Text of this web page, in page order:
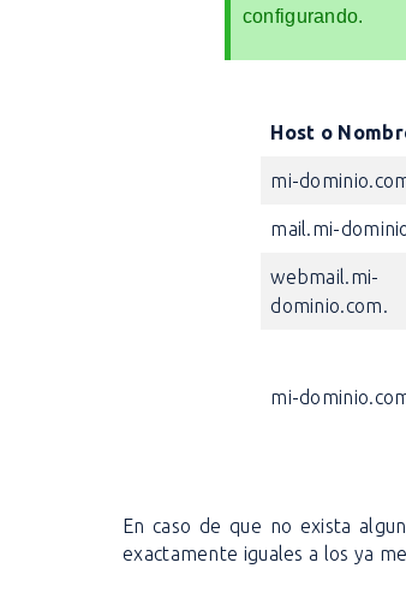
configurando.
Host o
mi-
mail.mi-
webmail.mi-
dominio.com.
mi-
En caso de que no exista
exactamente iguales a los ya